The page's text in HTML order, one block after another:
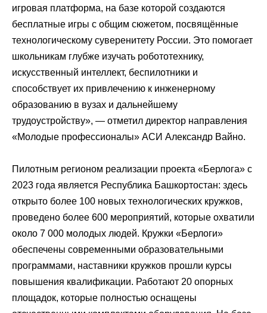
игровая платформа, на базе которой создаются
бесплатные игры с общим сюжетом, посвящённые
технологическому суверенитету России. Это помогает
школьникам глубже изучать робототехнику,
искусственный интеллект, беспилотники и
способствует их привлечению к инженерному
образованию в вузах и дальнейшему
трудоустройству», — отметил директор направления
«Молодые профессионалы» АСИ Александр Вайно.
Пилотным регионом реализации проекта «Берлога» с
2023 года является Республика Башкортостан: здесь
открыто более 100 новых технологических кружков,
проведено более 600 мероприятий, которые охватили
около 7 000 молодых людей. Кружки «Берлоги»
обеспечены современными образовательными
программами, наставники кружков прошли курсы
повышения квалификации. Работают 20 опорных
площадок, которые полностью оснащены